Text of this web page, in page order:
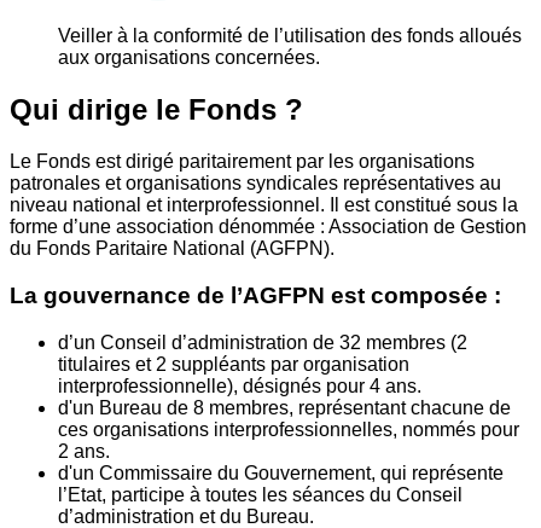
Veiller à la conformité de l’utilisation des fonds alloués
aux organisations concernées.
Qui dirige le Fonds ?
Le Fonds est dirigé paritairement par les organisations
patronales et organisations syndicales représentatives au
niveau national et interprofessionnel. Il est constitué sous la
forme d’une association dénommée : Association de Gestion
du Fonds Paritaire National (AGFPN).
La gouvernance de l’AGFPN est composée :
d’un Conseil d’administration de 32 membres (2
titulaires et 2 suppléants par organisation
interprofessionnelle), désignés pour 4 ans.
d'un Bureau de 8 membres, représentant chacune de
ces organisations interprofessionnelles, nommés pour
2 ans.
d'un Commissaire du Gouvernement, qui représente
l’Etat, participe à toutes les séances du Conseil
d’administration et du Bureau.